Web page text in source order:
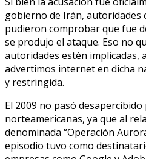
gobierno de Irán, autoridades
pudieron comprobar que fue
se produjo el ataque. Eso no
autoridades estén implicadas,
advertimos internet en dicha
y restringida.
El 2009 no pasó
norteamericanas, ya que al
denominada “Operación
episodio tuvo como